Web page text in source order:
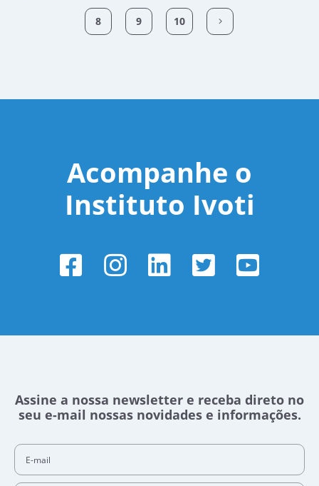
8 9 10 Próxima Página
Acompanhe o
Instituto Ivoti
Assine a nossa newsletter e receba direto no
seu e-mail nossas novidades e informações.